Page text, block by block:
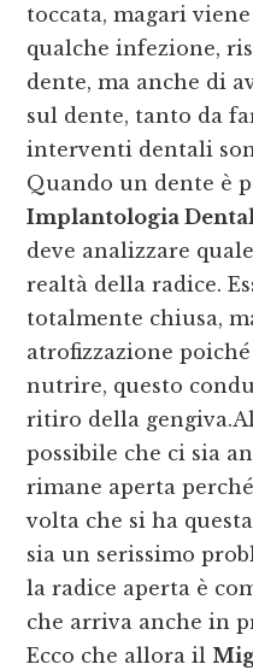
toccata, magari
qualche infezione,
dente, ma anche di
sul dente, tanto da
interventi dentali
Quando un dente è
Implantologia
deve analizzare
realtà della radice.
totalmente chiusa,
atrofizzazione
nutrire, questo
ritiro della
possibile che ci sia
rimane aperta
volta che si ha
sia un serissimo
la radice aperta è
che arriva anche in
Ecco che allora il